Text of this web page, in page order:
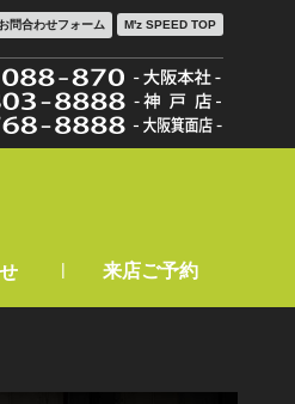
お問合わせフォーム M'z SPEED TOP
| 来店ご予約